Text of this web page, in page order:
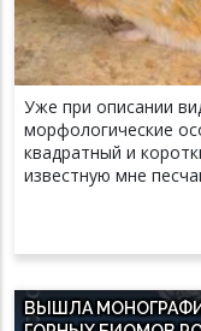
Уже при описании
морфологические
квадратный и
известную мне
ВЫШЛА